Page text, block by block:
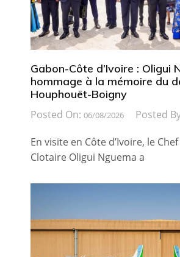
Gabon-Côte d’Ivoire : Oligui
hommage à la mémoire du
Houphouët-Boigny
Posted On: 06/08/2026 Posted
En visite en Côte d’Ivoire, le
Clotaire Oligui Nguema a